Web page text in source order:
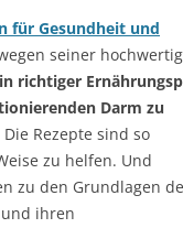
für Gesundheit und
seiner
richtiger
Darm zu
Rezepte sind so
zu helfen. Und
zu den Grundlagen
ihren